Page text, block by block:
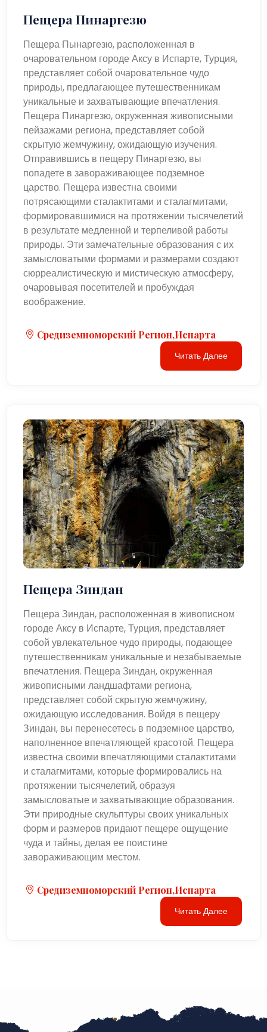
Пещера Пинаргезю
Пещера Пынаргезю, расположенная в
очаровательном городе Аксу в Испарте, Турция,
представляет собой очаровательное чудо
природы, предлагающее путешественникам
уникальные и захватывающие впечатления.
Пещера Пинаргезю, окруженная живописными
пейзажами региона, представляет собой
скрытую жемчужину, ожидающую изучения.
Отправившись в пещеру Пинаргезю, вы
попадете в завораживающее подземное
царство. Пещера известна своими
потрясающими сталактитами и сталагмитами,
формировавшимися на протяжении тысячелетий
в результате медленной и терпеливой работы
природы. Эти замечательные образования с их
замысловатыми формами и размерами создают
сюрреалистическую и мистическую атмосферу,
очаровывая посетителей и пробуждая
воображение.
Средиземноморский Регион,Испарта
Читать Далее
Пещера Зиндан
Пещера Зиндан, расположенная в живописном
городе Аксу в Испарте, Турция, представляет
собой увлекательное чудо природы, подающее
путешественникам уникальные и незабываемые
впечатления. Пещера Зиндан, окруженная
живописными ландшафтами региона,
представляет собой скрытую жемчужину,
ожидающую исследования. Войдя в пещеру
Зиндан, вы перенесетесь в подземное царство,
наполненное впечатляющей красотой. Пещера
известна своими впечатляющими сталактитами
и сталагмитами, которые формировались на
протяжении тысячелетий, образуя
замысловатые и захватывающие образования.
Эти природные скульптуры своих уникальных
форм и размеров придают пещере ощущение
чуда и тайны, делая ее поистине
завораживающим местом.
Средиземноморский Регион,Испарта
Читать Далее